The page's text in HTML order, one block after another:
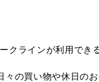
ラインが利用でき
の買い物や休日のお